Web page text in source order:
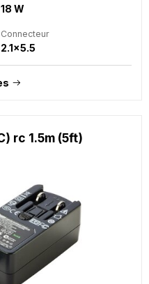
18 W
Connecteur
2.1x5.5
rc 1.5m (5ft)